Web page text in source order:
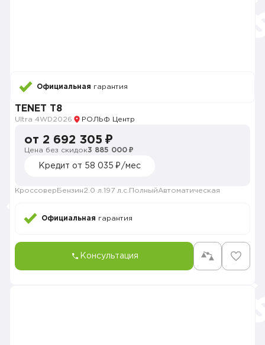
Официальная гарантия
TENET T8
Ultra 4WD2026 РОЛЬФ Центр
от 2 692 305 ₽
Цена без скидок3 885 000 ₽
Кредит от 58 035 ₽/мес
Кроссовер Бензин2.0 л. 197 л.с. ПолныйАвтоматическая
Официальная гарантия
Консультация